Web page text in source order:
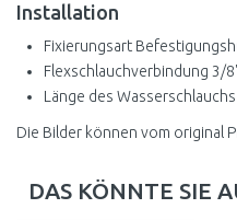
Installation
Fixierungsart
Flexschlauchverbindung 3/
Länge des
Die Bilder können vom original
DAS KÖNNTE SIE